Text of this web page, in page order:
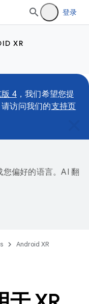
登录
XR
4，我们希望您提
访问我们的支持页
偏好的语言。AI 翻
Android XR